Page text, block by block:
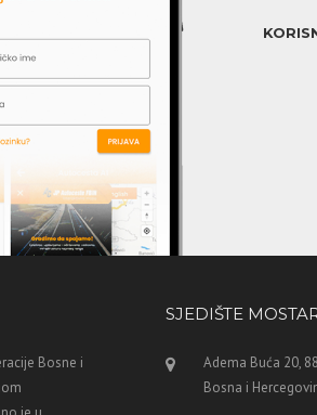
Bosne i
SJEDIŠTE
Adema Buća 20,
Bosna i